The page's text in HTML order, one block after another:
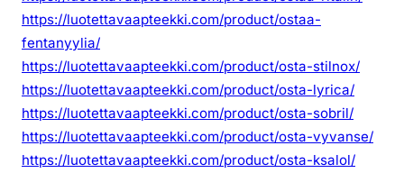
https://luotettavaapteekki.com/product/ostaa-
fentanyylia/
https://luotettavaapteekki.com/product/osta-stilnox/
https://luotettavaapteekki.com/product/osta-lyrica/
https://luotettavaapteekki.com/product/osta-sobril/
https://luotettavaapteekki.com/product/osta-vyvanse/
https://luotettavaapteekki.com/product/osta-ksalol/